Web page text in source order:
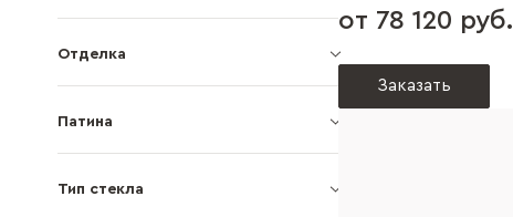
Отделка
Патина
Тип стекла
от 78 120 руб.
Заказать